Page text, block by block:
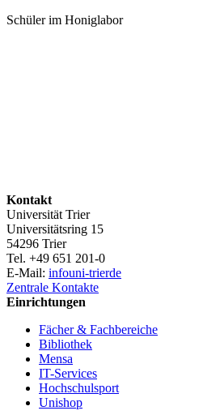
Schüler im Honiglabor
Kontakt
Universität Trier
Universitätsring 15
54296 Trier
Tel. +49 651 201-0
E-Mail: infouni-trierde
Zentrale Kontakte
Einrichtungen
Fächer & Fachbereiche
Bibliothek
Mensa
IT-Services
Hochschulsport
Unishop